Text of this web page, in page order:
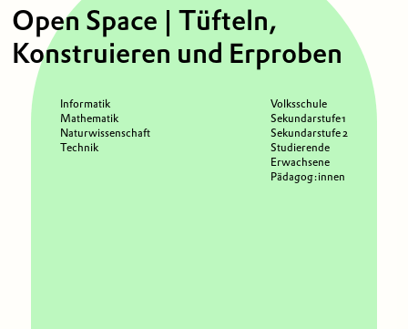
Open Space | Tüfteln,
Konstruieren und Erproben
Informatik
Mathematik
Naturwissenschaft
Technik
Volksschule
Sekundarstufe 1
Sekundarstufe 2
Studierende
Erwachsene
Pädagog:innen